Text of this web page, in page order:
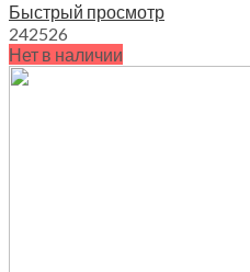
Быстрый просмотр
242526
Нет в наличии